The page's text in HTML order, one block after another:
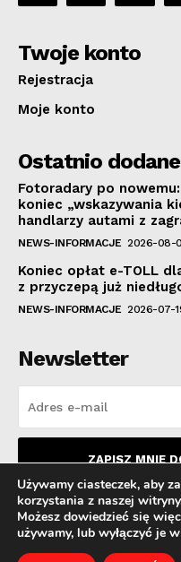
Twoje konto
Rejestracja
Moje konto
Ostatnio dodane
Fotoradary po
koniec „wskazywania
handlarzy autami z
NEWS-INFORMACJE 2026-08-
Koniec opłat e-TOLL
z przyczepą już
NEWS-INFORMACJE 2026-07-
Newsletter
ZAPISZ MNIE
Przeczytałem i
Używamy ciasteczek, aby
korzystania z naszej
Możesz dowiedzieć się
używamy, lub wyłączyć je w